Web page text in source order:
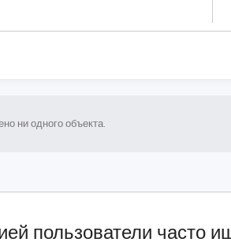
ни одного объекта.
пользователи часто